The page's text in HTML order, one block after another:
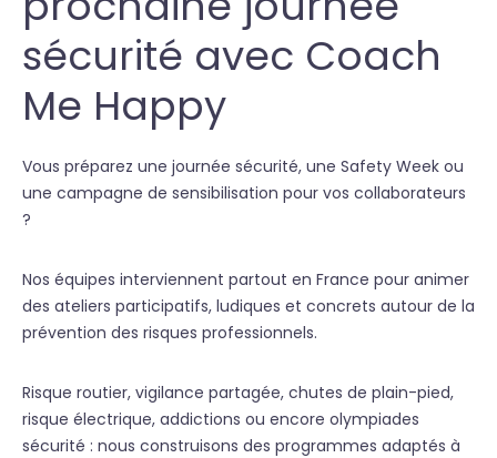
sécurité avec Coach
Me Happy
Vous préparez une journée sécurité, une Safety Week ou
une campagne de sensibilisation pour vos collaborateurs
?
Nos équipes interviennent partout en France pour animer
des ateliers participatifs, ludiques et concrets autour de la
prévention des risques professionnels.
Risque routier, vigilance partagée, chutes de plain-pied,
risque électrique, addictions ou encore olympiades
sécurité : nous construisons des programmes adaptés à